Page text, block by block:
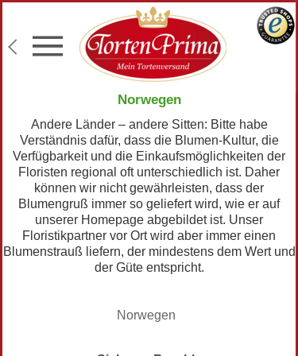
Konditor-Qualität
Torten mit Wunschtext
Lieferung an Wunschadresse
Norwegen
Andere Länder – andere Sitten: Bitte habe
Verständnis dafür, dass die Blumen-Kultur, die
Verfügbarkeit und die Einkaufsmöglichkeiten der
Floristen regional oft unterschiedlich ist. Daher
können wir nicht gewährleisten, dass der
Blumengruß immer so geliefert wird, wie er auf
unserer Homepage abgebildet ist. Unser
Floristikpartner vor Ort wird aber immer einen
Blumenstrauß liefern, der mindestens dem Wert und
der Güte entspricht.
Norwegen